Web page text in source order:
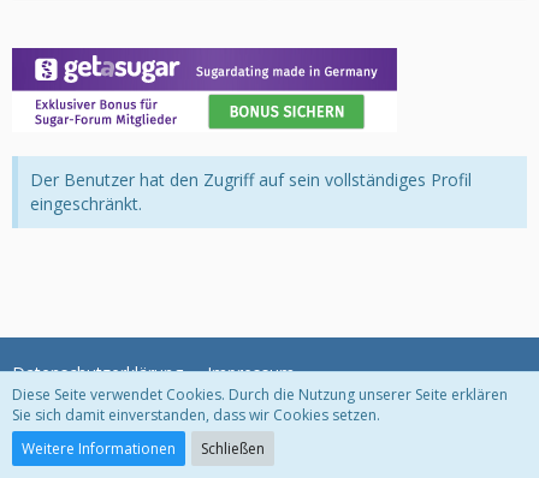
Der Benutzer hat den Zugriff auf sein vollständiges Profil
eingeschränkt.
Datenschutzerklärung Impressum
Community-Software:
Diese Seite verwendet Cookies. Durch die Nutzung unserer Seite erklären
Sie sich damit einverstanden, dass wir Cookies setzen.
Weitere Informationen
Schließen